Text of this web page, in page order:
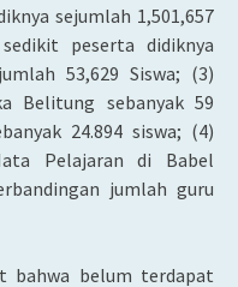
sejumlah 1,501,657
peserta didiknya
53,629 Siswa; (3)
Belitung sebanyak 59
24.894 siswa; (4)
Pelajaran di Babel
jumlah guru
bahwa belum terdapat